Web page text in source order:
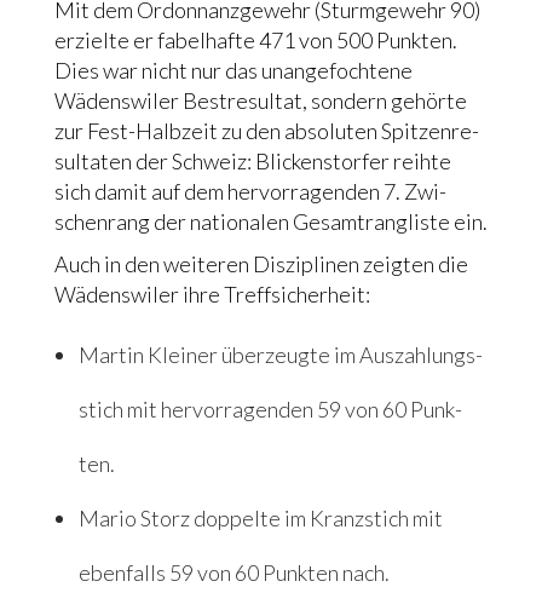
Mit dem Ordon­nanz­ge­wehr (Sturm­ge­wehr 90)
erziel­te er fabel­haf­te 471 von 500 Punk­ten.
Dies war nicht nur das unan­ge­foch­te­ne
Wädens­wi­ler Best­re­sul­tat, son­dern gehör­te
zur Fest-Halb­zeit zu den abso­lu­ten Spit­zen­re­
sul­ta­ten der Schweiz: Blickens­tor­fer reih­te
sich damit auf dem her­vor­ra­gen­den 7. Zwi­
schen­rang der natio­na­len Gesamt­rang­li­ste ein.
Auch in den wei­te­ren Dis­zi­pli­nen zeig­ten die
Wädens­wi­ler ihre Treff­si­cher­heit:
Mar­tin Klei­ner über­zeug­te im Aus­zah­lungs­
stich mit her­vor­ra­gen­den 59 von 60 Punk­
ten.
Mario Storz dop­pel­te im Kranz­stich mit
eben­falls 59 von 60 Punk­ten nach.